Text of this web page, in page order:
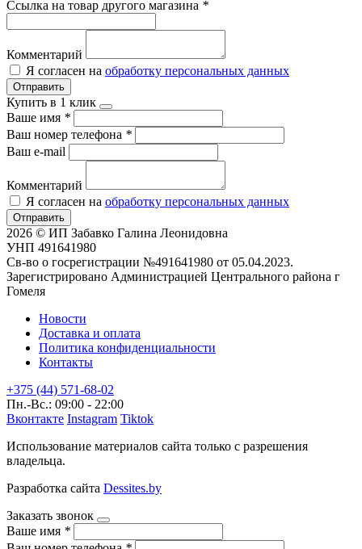
Ссылка на товар другого магазина *
Комментарий
Я согласен на обработку персональных данных
Отправить
Купить в 1 клик
Ваше имя *
Ваш номер телефона *
Ваш e-mail
Комментарий
Я согласен на обработку персональных данных
Отправить
2026 © ИП Забавко Галина Леонидовна
УНП 491641980
Св-во о госрегистрации №491641980 от 05.04.2023.
Зарегистрировано Администрацией Центрального района г
Гомеля
Новости
Доставка и оплата
Политика конфиденциальности
Контакты
+375 (44) 571-68-02
Пн.-Вс.: 09:00 - 22:00
Вконтакте Instagram Tiktok
Использование материалов сайта только с разрешения
владельца.
Разработка сайта Dessites.by
Заказать звонок
Ваше имя *